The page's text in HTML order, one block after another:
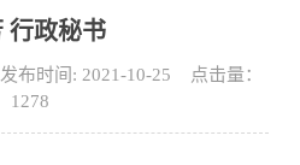
行政秘书
时间: 2021-10-25 点击量：
1278